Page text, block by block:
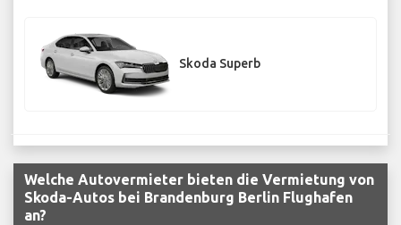
Skoda Superb
Welche Autovermieter bieten die Vermietung von
Skoda-Autos bei Brandenburg Berlin Flughafen
an?